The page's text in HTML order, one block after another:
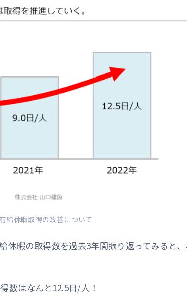
給休暇取得の改善について
休暇の取得数を過去3年間振り返ってみると
数はなんと12.5日/人！